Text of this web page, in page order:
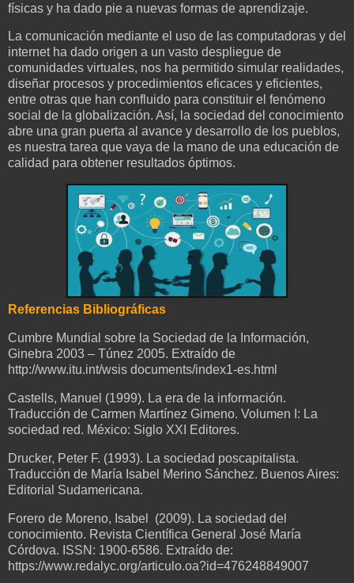
físicas y ha dado pie a nuevas formas de aprendizaje.
La comunicación mediante el uso de las computadoras y del
internet ha dado origen a un vasto despliegue de
comunidades virtuales, nos ha permitido simular realidades,
diseñar procesos y procedimientos eficaces y eficientes,
entre otras que han confluido para constituir el fenómeno
social de la globalización. Así, la sociedad del conocimiento
abre una gran puerta al avance y desarrollo de los pueblos,
es nuestra tarea que vaya de la mano de una educación de
calidad para obtener resultados óptimos.
Referencias Bibliográficas
Cumbre Mundial sobre la Sociedad de la Información,
Ginebra 2003 – Túnez 2005. Extraído de
http://www.itu.int/wsis documents/index1-es.html
Castells, Manuel (1999). La era de la información.
Traducción de Carmen Martínez Gimeno. Volumen I: La
sociedad red. México: Siglo XXI Editores.
Drucker, Peter F. (1993). La sociedad poscapitalista.
Traducción de María Isabel Merino Sánchez. Buenos Aires:
Editorial Sudamericana.
Forero de Moreno, Isabel (2009). La sociedad del
conocimiento. Revista Científica General José María
Córdova. ISSN: 1900-6586. Extraído de:
https://www.redalyc.org/articulo.oa?id=476248849007